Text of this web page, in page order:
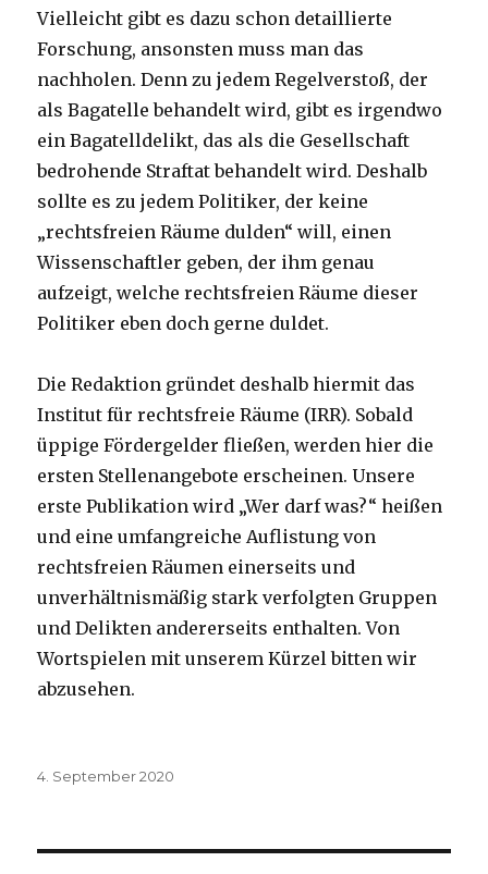
Vielleicht gibt es dazu schon detaillierte
Forschung, ansonsten muss man das
nachholen. Denn zu jedem Regelverstoß, der
als Bagatelle behandelt wird, gibt es irgendwo
ein Bagatelldelikt, das als die Gesellschaft
bedrohende Straftat behandelt wird. Deshalb
sollte es zu jedem Politiker, der keine
„rechtsfreien Räume dulden“ will, einen
Wissenschaftler geben, der ihm genau
aufzeigt, welche rechtsfreien Räume dieser
Politiker eben doch gerne duldet.
Die Redaktion gründet deshalb hiermit das
Institut für rechtsfreie Räume (IRR). Sobald
üppige Fördergelder fließen, werden hier die
ersten Stellenangebote erscheinen. Unsere
erste Publikation wird „Wer darf was?“ heißen
und eine umfangreiche Auflistung von
rechtsfreien Räumen einerseits und
unverhältnismäßig stark verfolgten Gruppen
und Delikten andererseits enthalten. Von
Wortspielen mit unserem Kürzel bitten wir
abzusehen.
Veröffentlicht
4. September 2020